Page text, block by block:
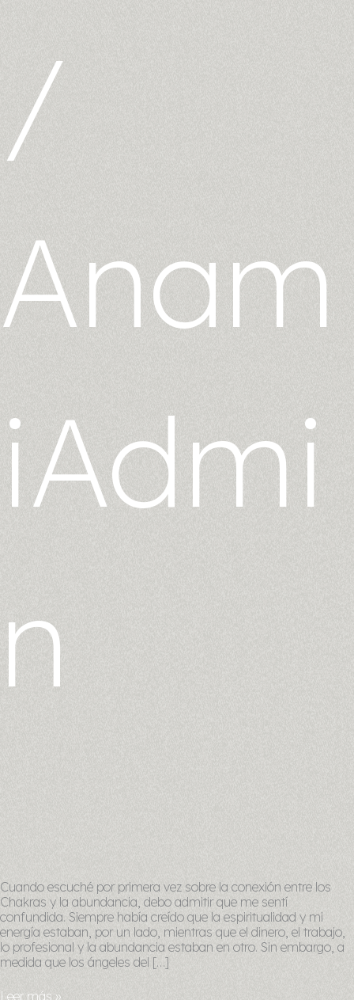
/
Anam
iAdmi
n
Cuando escuché por primera vez sobre la conexión entre los
Chakras y la abundancia, debo admitir que me sentí
confundida. Siempre había creído que la espiritualidad y mi
energía estaban, por un lado, mientras que el dinero, el trabajo,
lo profesional y la abundancia estaban en otro. Sin embargo, a
medida que los ángeles del […]
Leer más »